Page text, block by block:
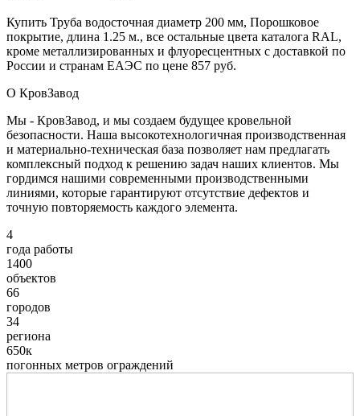
Купить Труба водосточная диаметр 200 мм, Порошковое
покрытие, длина 1.25 м., все остальные цвета каталога RAL,
кроме металлизированных и флуоресцентных с доставкой по
России и странам ЕАЭС по цене 857 руб.
О КровЗавод
Мы - КровЗавод, и мы создаем будущее кровельной
безопасности. Наша высокотехнологичная производственная
и материально-техническая база позволяет нам предлагать
комплексный подход к решению задач наших клиентов. Мы
гордимся нашими современными производственными
линиями, которые гарантируют отсутствие дефектов и
точную повторяемость каждого элемента.
4
года работы
1400
объектов
66
городов
34
региона
650к
погонных метров ограждений